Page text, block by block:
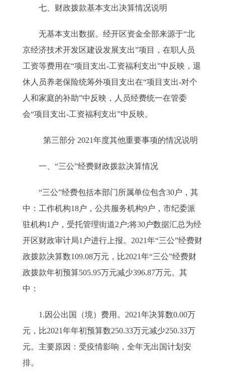
七、财政拨款基本支出决算情况说明
无基本支出数据。经开区资金全部来源于“北
京经济技术开发区建设发展支出”项目，在职人员
工资等费用在“项目支出-工资福利支出”中反映，退
休人员养老保险统筹外项目支出在“项目支出-对个
人和家庭的补助”中反映，人员经费统一在管委
会“项目支出-工资福利支出”中反映。
第三部分 2021年度其他重要事项的情况说明
一、“三公”经费财政拨款决算情况
“三公”经费包括本部门所属单位包含30户，其
中：工作机构18户，公共服务机构9户，市纪委派
驻机构1户，受托管理街道2户;将30户数据汇总为经
开区财政审计局1户进行上报。2021年“三公”经费财
政拨款决算数109.08万元，比2021年“三公”经费财
政拨款年初预算505.95万元减少396.87万元。其
中：
1.因公出国（境）费用。2021年决算数0.00万
元，比2021年年初预算数250.33万元减少250.33万
元。主要原因：受疫情影响，全年无出国计划安
排。